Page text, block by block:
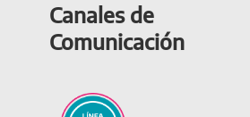
Canales de
Comunicación